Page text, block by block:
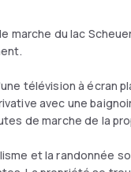
marche du lac
télévision à écran
avec une
de marche de la
et la randonnée